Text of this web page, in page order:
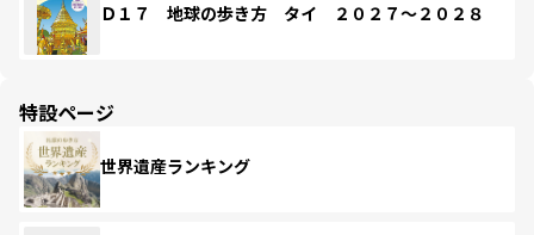
Ｄ１７ 地球の歩き方 タイ ２０２７～２０２８
特設ページ
世界遺産ランキング